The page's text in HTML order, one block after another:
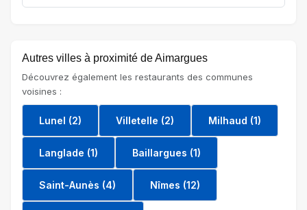
Autres villes à proximité de Aimargues
Découvrez également les restaurants des communes
voisines :
Lunel (2) Villetelle (2) Milhaud (1)
Langlade (1) Baillargues (1)
Saint-Aunès (4) Nîmes (12)